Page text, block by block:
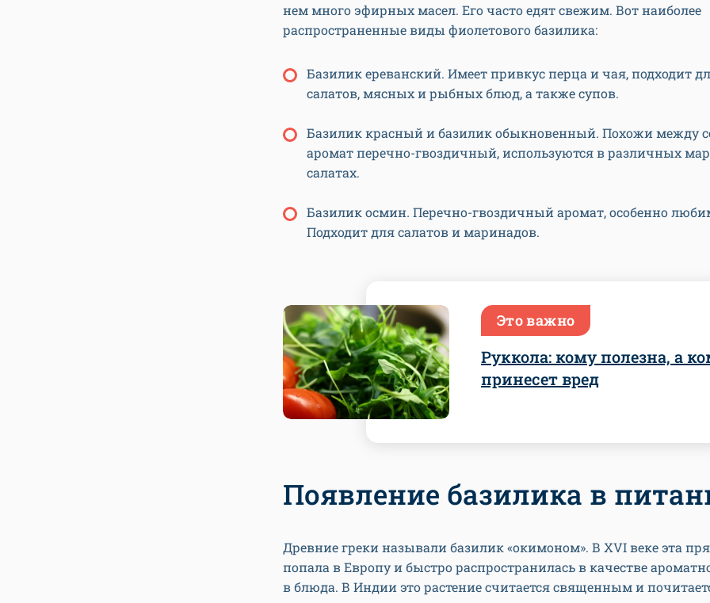
нем много эфирных масел. Его часто едят свежим. Вот наиболее
распространенные виды фиолетового базилика:
Базилик ереванский. Имеет привкус перца и чая, подходит
салатов, мясных и рыбных блюд, а также супов.
Базилик красный и базилик обыкновенный. Похожи между
аромат перечно-гвоздичный, используются в различных
салатах.
Базилик осмин. Перечно-гвоздичный аромат, особенно
Подходит для салатов и маринадов.
Это важно
Руккола: кому полезна, а
принесет вред
Появление базилика в
Древние греки называли базилик «окимоном». В XVI веке эта
попала в Европу и быстро распространилась в качестве
в блюда. В Индии это растение считается священным и